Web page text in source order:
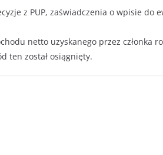
z PUP, zaświadczenia o wpisie do
netto uzyskanego przez członka
ten został osiągnięty.